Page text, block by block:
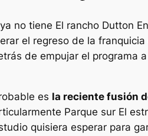
no tiene El rancho Dutton
el regreso de la franquicia
de empujar el programa
es la reciente fusión
Parque sur El
quisiera esperar para